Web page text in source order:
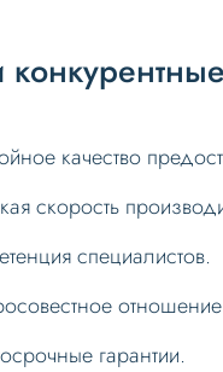
качество
скорость
специалистов.
гарантии.